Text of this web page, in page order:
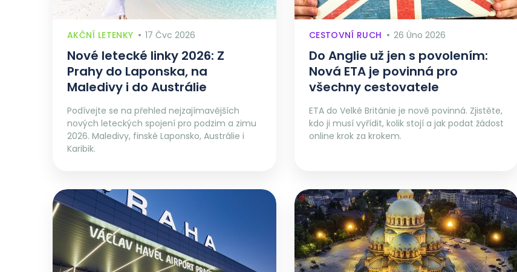
AKČNÍ LETENKY 17 Čvc 2026
Nové letecké linky 2026: Z
Prahy do Laponska, na
Maledivy i do Austrálie
Podívejte se na přehled nejzajímavějších
nových leteckých spojení pro podzim a zimu
2026. Maledivy, finské Laponsko, Austrálie i
Karibik.
CESTOVNÍ RUCH 26 Úno 2026
Do Anglie už jen s povolením:
Nová ETA je povinná pro
všechny cestovatele
ETA do Velké Británie je nově povinná. Zjistěte,
kdo ji musí vyřídit, kolik stojí a jak podat žádost
online krok za krokem.